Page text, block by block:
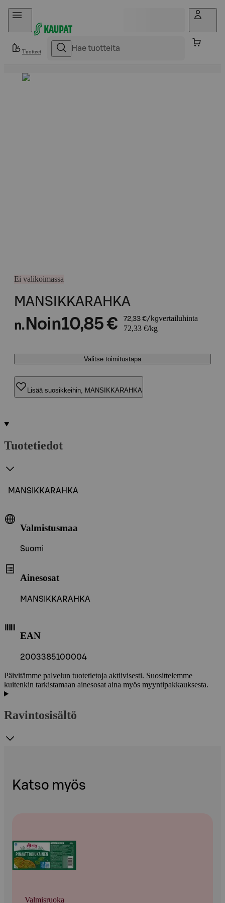
Hyppää sisältöön
Tuotteet
Ei valikoimassa
MANSIKKARAHKA
n. Noin10,85 € 72,33 €/kgvertailuhinta
72,33 €/kg
Valitse toimitustapa
Lisää suosikkeihin, MANSIKKARAHKA
Tuotetiedot
MANSIKKARAHKA
Valmistusmaa
Suomi
Ainesosat
MANSIKKARAHKA
EAN
2003385100004
Päivitämme palvelun tuotetietoja aktiivisesti. Suosittelemme
kuitenkin tarkistamaan ainesosat aina myös myyntipakkauksesta.
Ravintosisältö
Katso myös
Valmisruoka